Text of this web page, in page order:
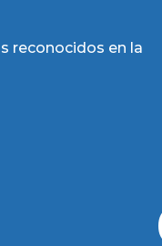
reconocidos en la